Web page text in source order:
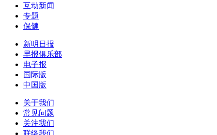
互动新闻
专题
保健
新明日报
早报俱乐部
电子报
国际版
中国版
关于我们
常见问题
关注我们
联络我们